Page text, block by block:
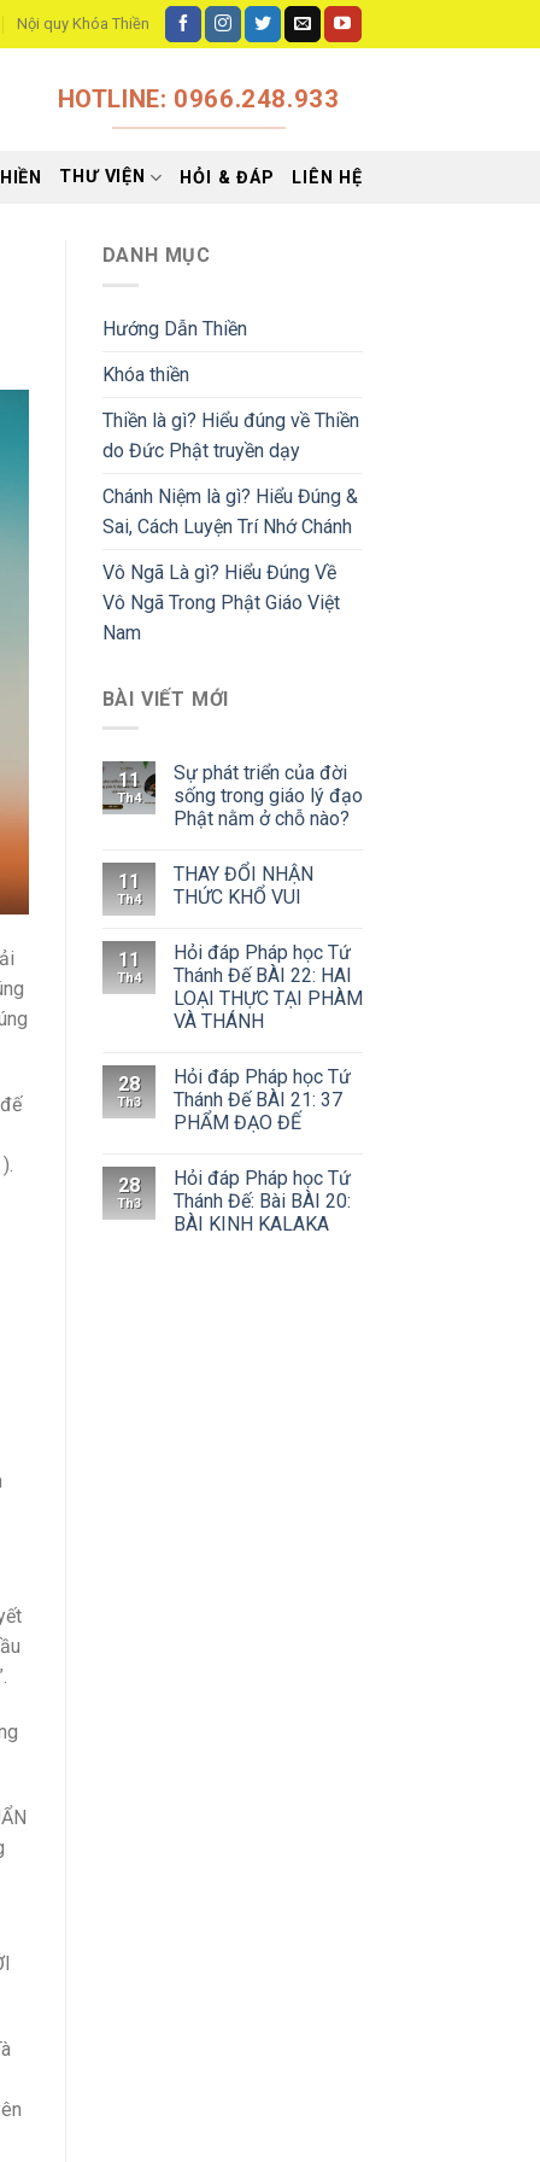
Nội quy Khóa Thiền
HOTLINE: 0966.248.933
THƯ VIỆN HỎI & ĐÁP LIÊN HỆ
DANH MỤC
Hướng Dẫn Thiền
Khóa thiền
Thiền là gì? Hiểu đúng về Thiền
do Đức Phật truyền dạy
Chánh Niệm là gì? Hiểu Đúng &
Sai, Cách Luyện Trí Nhớ Chánh
Vô Ngã Là gì? Hiểu Đúng Về
Vô Ngã Trong Phật Giáo Việt
Nam
BÀI VIẾT MỚI
11
Th4
Sự phát triển của đời
sống trong giáo lý đạo
Phật nằm ở chỗ nào?
11
Th4
THAY ĐỔI NHẬN
THỨC KHỔ VUI
11
Th4
Hỏi đáp Pháp học Tứ
Thánh Đế BÀI 22: HAI
LOẠI THỰC TẠI PHÀM
VÀ THÁNH
28
Th3
Hỏi đáp Pháp học Tứ
Thánh Đế BÀI 21: 37
PHẨM ĐẠO ĐẾ
28
Th3
Hỏi đáp Pháp học Tứ
Thánh Đế: Bài BÀI 20:
BÀI KINH KALAKA